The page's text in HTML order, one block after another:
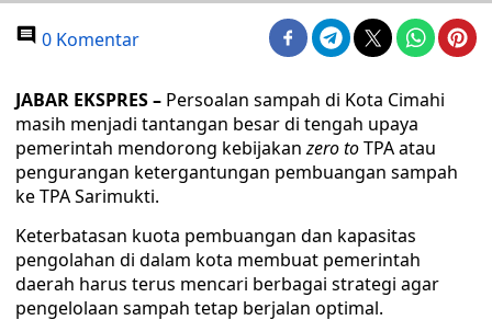
0 Komentar
JABAR EKSPRES – Persoalan sampah di Kota Cimahi
masih menjadi tantangan besar di tengah upaya
pemerintah mendorong kebijakanzero toTPA atau
pengurangan ketergantungan pembuangan sampah
ke TPA Sarimukti.
Keterbatasan kuota pembuangan dan kapasitas
pengolahan di dalam kota membuat pemerintah
daerah harus terus mencari berbagai strategi agar
pengelolaan sampah tetap berjalan optimal.